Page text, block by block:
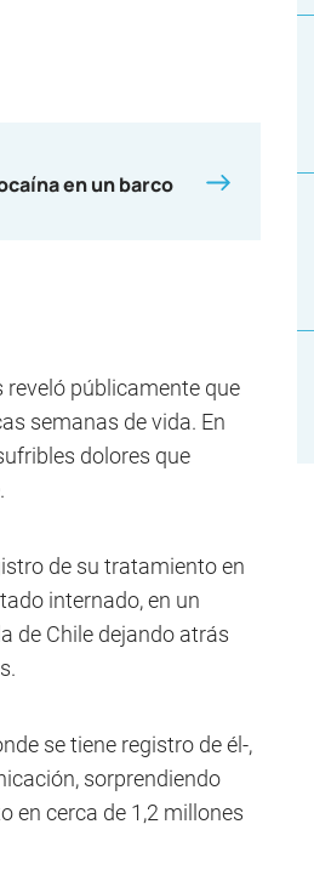
en un barco
reveló públicamente que
semanas de vida. En
dolores que
de su tratamiento en
internado, en un
de Chile dejando atrás
se tiene registro de él-,
sorprendiendo
en cerca de 1,2 millones